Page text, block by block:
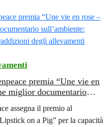
premia “Une vie en
miglior documentario
assegna il premio al
on a Pig” per la capacità